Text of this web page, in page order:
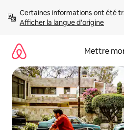
directement
Afficher la langue d'origine
Mettre